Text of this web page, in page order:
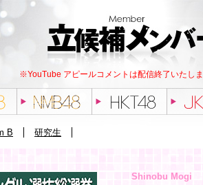
※YouTube アピールコメントは配信終了いたしま
B 研究生
Shinobu Mogi